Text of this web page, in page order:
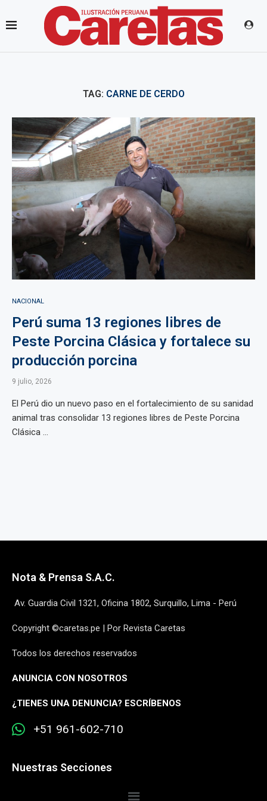
TAG: CARNE DE CERDO
NACIONAL
Perú suma 13 regiones libres de
Peste Porcina Clásica y fortalece su
producción porcina
9 julio, 2026
El Perú dio un nuevo paso en el fortalecimiento de su sanidad
animal tras consolidar 13 regiones libres de Peste Porcina
Clásica ...
Nota & Prensa S.A.C.
Av. Guardia Civil 1321, Oficina 1802, Surquillo, Lima - Perú
Copyright ©caretas.pe | Por Revista Caretas
Todos los derechos reservados
ANUNCIA CON NOSOTROS
¿TIENES UNA DENUNCIA? ESCRÍBENOS
+51 961-602-710
Nuestras Secciones